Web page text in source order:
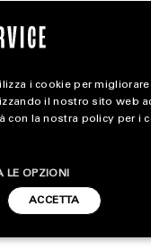
magazine
STYLE
FOOTWEAR
da non
Palace
i cookie per migliorare
il nostro sito web
con la nostra policy per i
ACCETTA
LE OPZIONI